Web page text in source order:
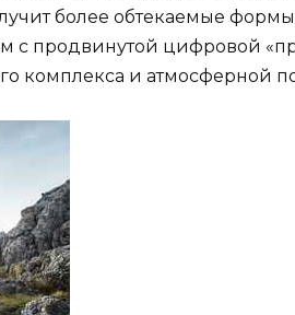
более обтекаемые
с продвинутой цифровой
комплекса и атмосферной